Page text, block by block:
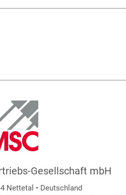
Gesellschaft mbH
Nettetal • Deutschland